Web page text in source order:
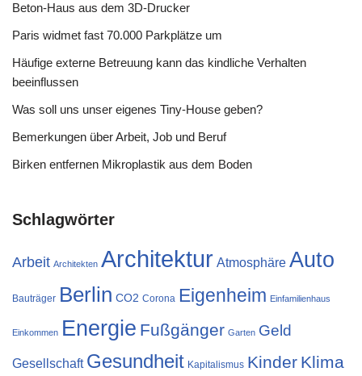
Beton-Haus aus dem 3D-Drucker
Paris widmet fast 70.000 Parkplätze um
Häufige externe Betreuung kann das kindliche Verhalten
beeinflussen
Was soll uns unser eigenes Tiny-House geben?
Bemerkungen über Arbeit, Job und Beruf
Birken entfernen Mikroplastik aus dem Boden
Schlagwörter
Arbeit Architekten Architektur Atmosphäre Auto
Bauträger Berlin CO2 Corona Eigenheim Einfamilienhaus
Einkommen Energie Fußgänger Garten Geld
Gesellschaft Gesundheit Kapitalismus Kinder Klima